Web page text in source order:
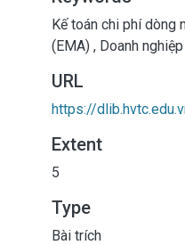
Kế toán chi phí dòng
(EMA) , Doanh
URL
https://
Extent
5
Type
Bài trích